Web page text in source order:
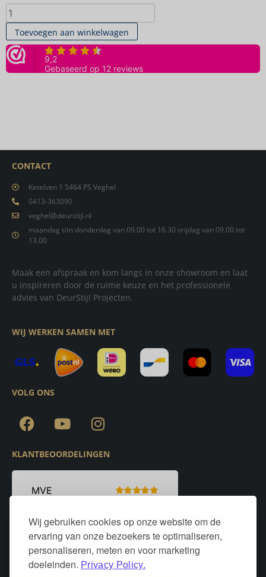
Wij gebruiken cookies op onze website om de
ervaring van onze bezoekers te optimaliseren,
personaliseren, meten en voor marketing
doeleinden. Privacy Policy.
Toevoegen aan winkelwagen
CONTACT
Ketelven 1 5464 PS Veghel
0413-363090
veghel@deurstijl.nl
maandag t/m donderdag van 09.00 tot 16.30 vrijdag van 09.00 tot
13.00
Maak een afspraak en kom langs in onze showroom en laat
u inspireren door de ruime keuze en het professionele
advies van DeurStijl Projecten.
WIJ WERKEN SAMEN MET
VOLG ONS
KLANTBEOORDELINGEN